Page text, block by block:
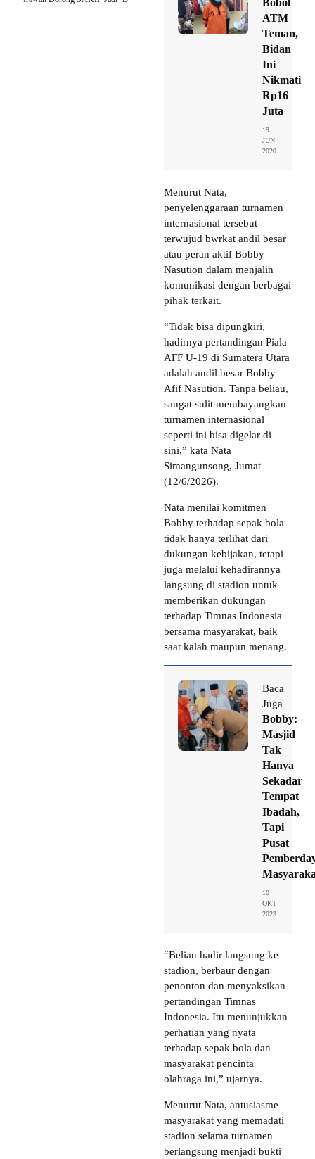
Bobol
ATM
Teman,
Bidan
Ini
Nikmati
Rp16
Juta
19
JUN
2020
Menurut Nata,
penyelenggaraan turnamen
internasional tersebut
terwujud bwrkat andil besar
atau peran aktif Bobby
Nasution dalam menjalin
komunikasi dengan berbagai
pihak terkait.
“Tidak bisa dipungkiri,
hadirnya pertandingan Piala
AFF U-19 di Sumatera Utara
adalah andil besar Bobby
Afif Nasution. Tanpa beliau,
sangat sulit membayangkan
turnamen internasional
seperti ini bisa digelar di
sini,” kata Nata
Simangunsong, Jumat
(12/6/2026).
Nata menilai komitmen
Bobby terhadap sepak bola
tidak hanya terlihat dari
dukungan kebijakan, tetapi
juga melalui kehadirannya
langsung di stadion untuk
memberikan dukungan
terhadap Timnas Indonesia
bersama masyarakat, baik
saat kalah maupun menang.
Baca
Juga
Bobby:
Masjid
Tak
Hanya
Sekadar
Tempat
Ibadah,
Tapi
Pusat
10
OKT
2023
“Beliau hadir langsung ke
stadion, berbaur dengan
penonton dan menyaksikan
pertandingan Timnas
Indonesia. Itu menunjukkan
perhatian yang nyata
terhadap sepak bola dan
masyarakat pencinta
olahraga ini,” ujarnya.
Menurut Nata, antusiasme
masyarakat yang memadati
stadion selama turnamen
berlangsung menjadi bukti